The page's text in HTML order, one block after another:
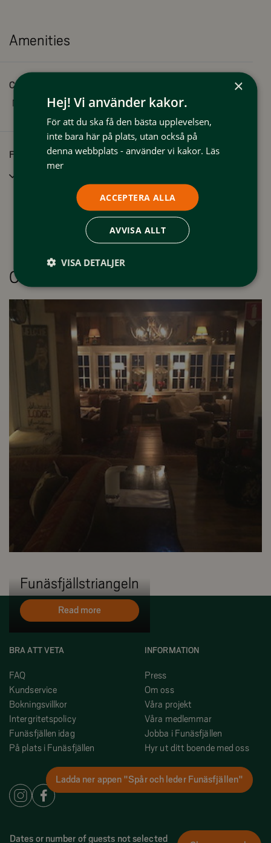
Amenities
Capacity
Number of beds: 2
Facilities
Dates or number of guests not selected
Offers & packages
Funäsfjällstriangeln
Read more
BRA ATT VETA
FAQ
Kundservice
Bokningsvillkor
Intergritetspolicy
Funäsfjällen idag
På plats i Funäsfjällen
INFORMATION
Press
Om oss
Våra projekt
Våra medlemmar
Jobba i Funäsfjällen
Hyr ut ditt boende med oss
Ladda ner appen "Spår och leder Funäsfjällen"
×
Hej! Vi använder kakor.
För att du ska få den bästa upplevelsen,
inte bara här på plats, utan också på
denna webbplats - använder vi kakor. Läs
mer
ACCEPTERA ALLA
AVVISA ALLT
VISA DETALJER